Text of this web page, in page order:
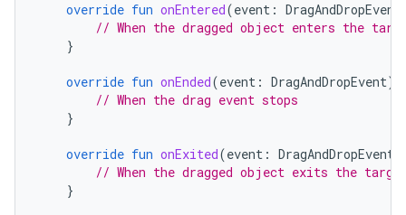
override fun onEntered(event : DragAndDropEvent
// When the dragged object enters the
}
override fun onEnded(event : DragAndDropEvent)
// When the drag event stops
}
override fun onExited(event : DragAndDropEvent
// When the dragged object exits the
}